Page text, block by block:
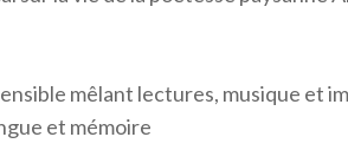
mêlant lectures, musique et
et mémoire